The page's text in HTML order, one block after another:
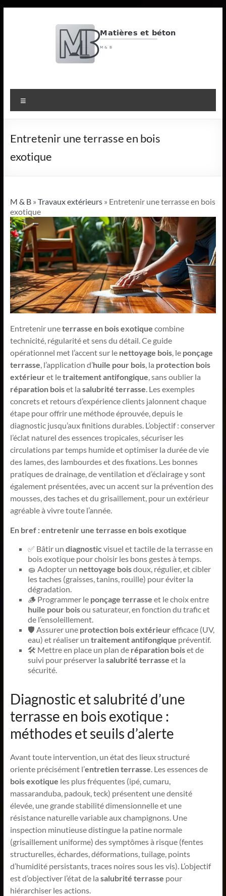
M
&
B
Matières
et
béton
Entretenir une terrasse en bois
exotique
M & B» Travaux extérieurs» Entretenir une terrasse en bois
exotique
Entretenir uneterrasse en bois exotique combine
technicité, régularité et sens du détail. Ce guide
opérationnel met l’accent sur le nettoyage bois, le ponçage
terrasse, l’application d’huile pour bois, la protection bois
extérieuret letraitement antifongique, sans oublier la
réparation boiset la salubrité terrasse. Les exemples
concrets et retours d’expérience clients jalonnent chaque
étape pour offrir une méthode éprouvée, depuis le
diagnostic jusqu’aux finitions durables. L’objectif : conserver
l’éclat naturel des essences tropicales, sécuriser les
circulations par temps humide et optimiser la durée de vie
des lames, des lambourdes et des fixations. Les bonnes
pratiques de drainage, de ventilation et d’éclairage y sont
également présentées, avec un accent sur la prévention des
mousses, des taches et du grisaillement, pour un extérieur
agréable à vivre toute l’année.
En bref : entretenir une terrasse en bois exotique
✅ Bâtir un diagnosticvisuel et tactile de la terrasse en
bois exotique pour choisir les bons gestes à temps.
🧽 Adopter un nettoyage boisdoux, régulier, et cibler
les taches (graisses, tanins, rouille) pour éviter la
dégradation.
🪵 Programmer le ponçage terrasse et le choix entre
huile pour boisou saturateur, en fonction du trafic et
de l’ensoleillement.
🛡️ Assurer une protection bois extérieurefficace (UV,
eau) et réaliser un traitement antifongique préventif.
🛠️ Mettre en place un plan de réparation boiset de
suivi pour préserver la salubrité terrasse et la
sécurité.
Diagnostic et salubrité d’une
terrasse en bois exotique :
méthodes et seuils d’alerte
Avant toute intervention, un état des lieux structuré
oriente précisément l’entretien terrasse. Les essences de
bois exotique les plus fréquentes (ipé, cumaru,
massaranduba, padouk, teck) présentent une densité
élevée, une grande stabilité dimensionnelle et une
résistance naturelle variable aux champignons. Une
inspection minutieuse distingue la patine normale
(grisaillement uniforme) des symptômes à risque (fentes
structurelles, échardes, déformations, tuilage, points
d’humidité persistants, traces noires sous les vis). L’objectif
est d’objectiver l’état de la salubrité terrasse pour
hiérarchiser les actions.